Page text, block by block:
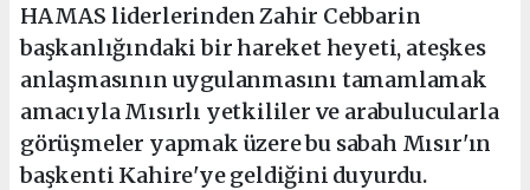
HAMAS liderlerinden Zahir Cebbarin
başkanlığındaki bir hareket heyeti, ateşkes
anlaşmasının uygulanmasını tamamlamak
amacıyla Mısırlı yetkililer ve arabulucularla
görüşmeler yapmak üzere bu sabah Mısır'ın
başkenti Kahire'ye geldiğini duyurdu.